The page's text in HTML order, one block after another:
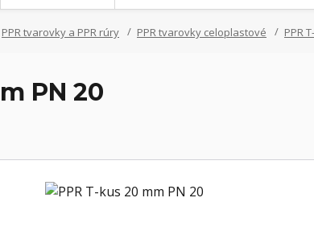
PPR tvarovky a PPR rúry PPR tvarovky celoplastové PPR
PN 20